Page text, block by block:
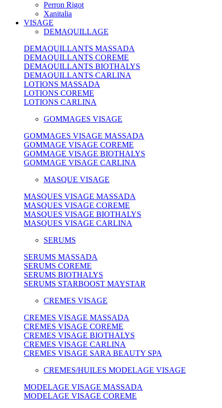
Perron Rigot
Xanitalia
VISAGE
DEMAQUILLAGE
DEMAQUILLANTS MASSADA
DEMAQUILLANTS COREME
DEMAQUILLANTS BIOTHALYS
DEMAQUILLANTS CARLINA
LOTIONS MASSADA
LOTIONS COREME
LOTIONS CARLINA
GOMMAGES VISAGE
GOMMAGES VISAGE MASSADA
GOMMAGE VISAGE COREME
GOMMAGE VISAGE BIOTHALYS
GOMMAGE VISAGE CARLINA
MASQUE VISAGE
MASQUES VISAGE MASSADA
MASQUES VISAGE COREME
MASQUES VISAGE BIOTHALYS
MASQUES VISAGE CARLINA
SERUMS
SERUMS MASSADA
SERUMS COREME
SERUMS BIOTHALYS
SERUMS STARBOOST MAYSTAR
CREMES VISAGE
CREMES VISAGE MASSADA
CREMES VISAGE COREME
CREMES VISAGE BIOTHALYS
CREMES VISAGE CARLINA
CREMES VISAGE SARA BEAUTY SPA
CREMES/HUILES MODELAGE VISAGE
MODELAGE VISAGE MASSADA
MODELAGE VISAGE COREME